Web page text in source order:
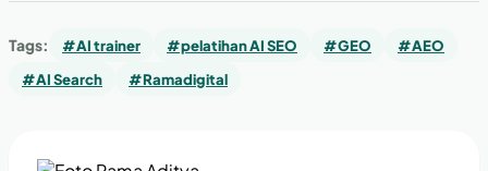
Tags: #AI trainer #pelatihan AI SEO #GEO
#AEO
#AI Search
#Ramadigital